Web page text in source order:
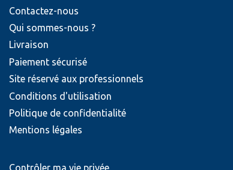
Contactez-nous
Qui sommes-nous ?
Livraison
Paiement sécurisé
Site réservé aux professionnels
Conditions d'utilisation
Politique de confidentialité
Mentions légales
Contrôler ma vie privée